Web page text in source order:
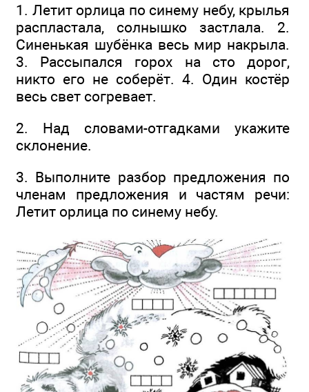
1. Летит орлица по синему небу, крылья
распластала, солнышко застлала. 2.
Синенькая шубёнка весь мир накрыла.
3. Рассыпался горох на сто дорог,
никто его не соберёт. 4. Один костёр
весь свет согревает.
2. Над словами-отгадками укажите
склонение.
3. Выполните разбор предложения по
членам предложения и частям речи:
Летит орлица по синему небу.